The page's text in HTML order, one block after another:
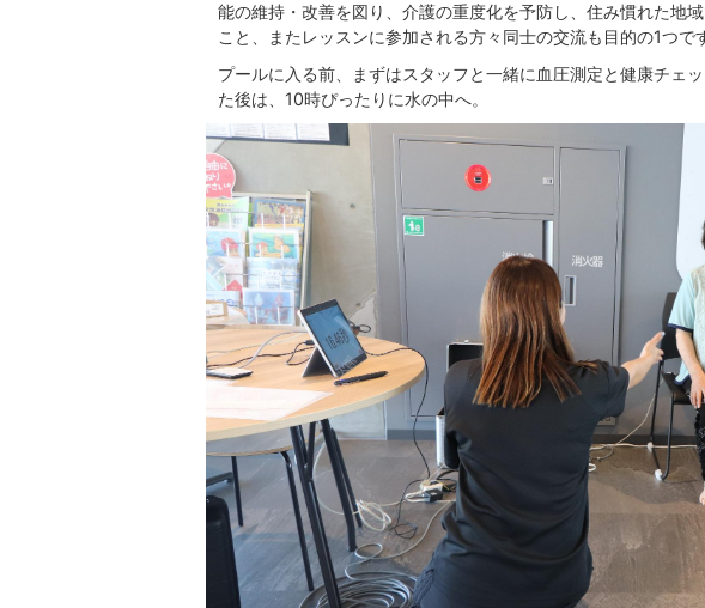
能の維持・改善を図り、介護の重度化を予防し、住み慣れた地
こと、またレッスンに参加される方々同士の交流も目的の1つで
プールに入る前、まずはスタッフと一緒に血圧測定と健康チェ
た後は、10時ぴったりに水の中へ。